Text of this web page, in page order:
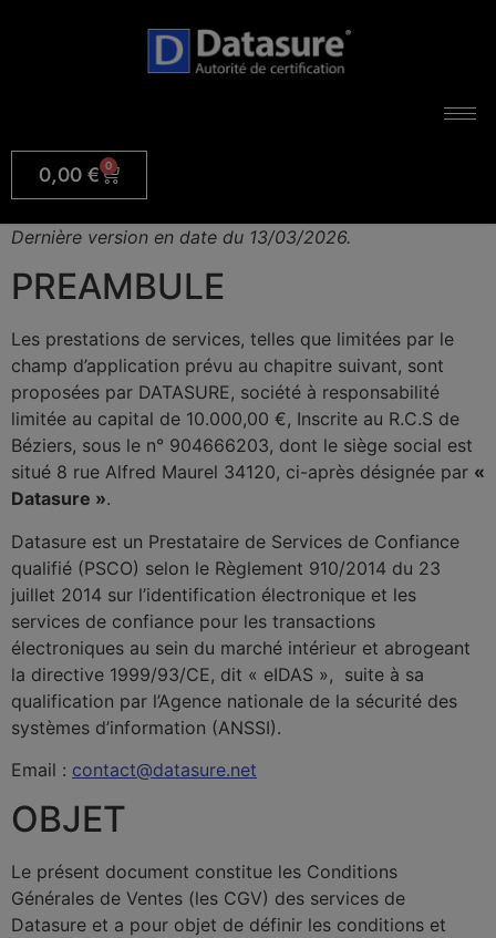
0,00€ 0
Dernière version en date du 13/03/2026.
PREAMBULE
Les prestations de services, telles que limitées par le
champ d’application prévu au chapitre suivant, sont
proposées par DATASURE, société à responsabilité
limitée au capital de 10.000,00 €, Inscrite au R.C.S de
Béziers, sous le n° 904666203, dont le siège social est
situé 8 rue Alfred Maurel 34120, ci-après désignée par «
Datasure ».
Datasure est un Prestataire de Services de Confiance
qualifié (PSCO) selon le Règlement 910/2014 du 23
juillet 2014 sur l’identification électronique et les
services de confiance pour les transactions
électroniques au sein du marché intérieur et abrogeant
la directive 1999/93/CE, dit « eIDAS », suite à sa
qualification par l’Agence nationale de la sécurité des
systèmes d’information (ANSSI).
Email : contact@datasure.net
OBJET
Le présent document constitue les Conditions
Générales de Ventes (les CGV) des services de
Datasure et a pour objet de définir les conditions et